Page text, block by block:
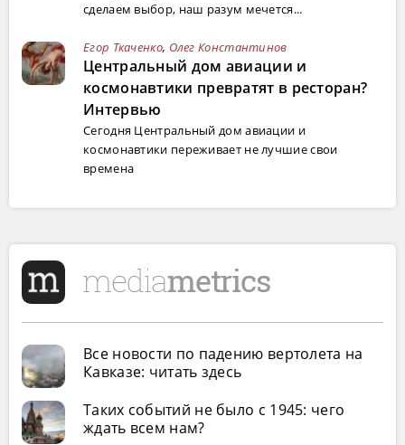
сделаем выбор, наш разум мечется...
Егор Ткаченко, Олег Константинов
Центральный дом авиации и
космонавтики превратят в ресторан?
Интервью
Сегодня Центральный дом авиации и
космонавтики переживает не лучшие свои
времена
Все новости по падению вертолета на
Кавказе: читать здесь
Таких событий не было с 1945: чего
ждать всем нам?